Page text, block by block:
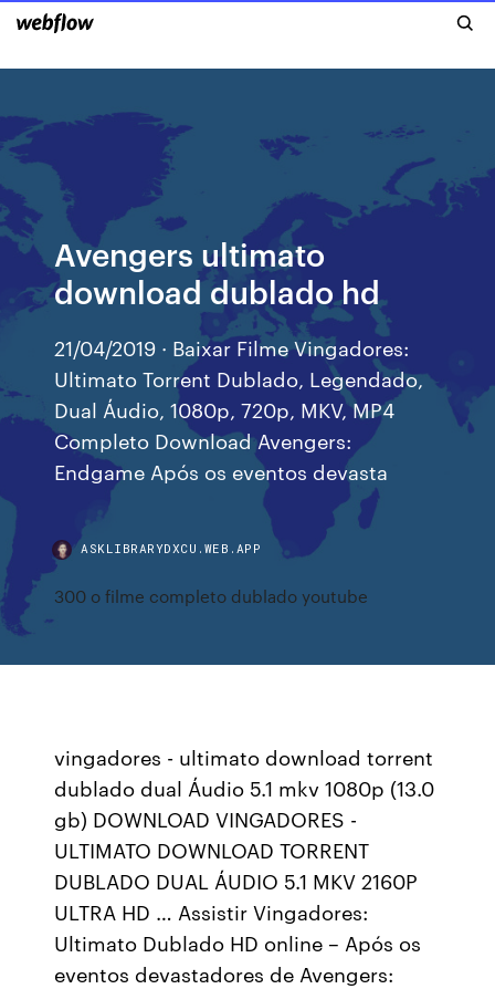
Avengers ultimato
download dublado hd
21/04/2019 · Baixar Filme Vingadores:
Ultimato Torrent Dublado, Legendado,
Dual Áudio, 1080p, 720p, MKV, MP4
Completo Download Avengers:
Endgame Após os eventos devasta
ASKLIBRARYDXCU.WEB.APP
300 o filme completo dublado youtube
vingadores - ultimato download torrent
dublado dual Áudio 5.1 mkv 1080p (13.0
gb) DOWNLOAD VINGADORES -
ULTIMATO DOWNLOAD TORRENT
DUBLADO DUAL ÁUDIO 5.1 MKV 2160P
ULTRA HD … Assistir Vingadores:
Ultimato Dublado HD online – Após os
eventos devastadores de Avengers: